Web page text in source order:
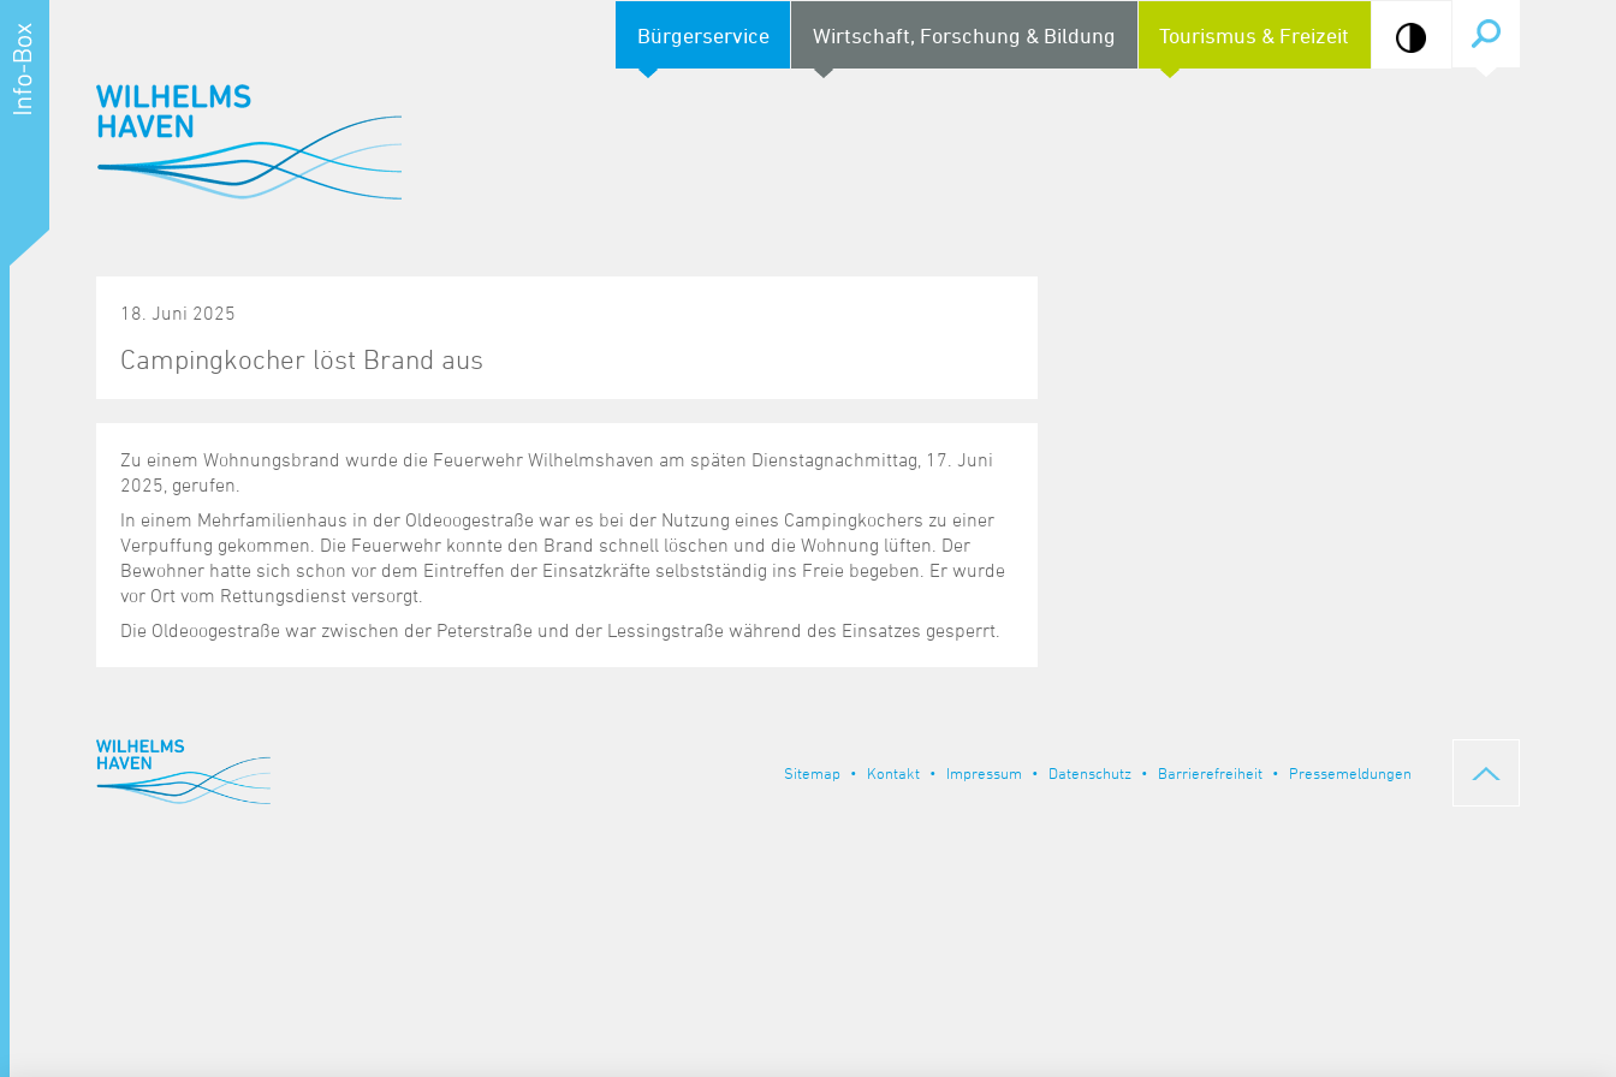
Bürgerservice Wirtschaft, Forschung & Bildung Tourismus & Freizeit
18. Juni 2025
Campingkocher löst Brand aus
Zu einem Wohnungsbrand wurde die Feuerwehr Wilhelmshaven am späten Dienstagnachmittag, 17. Juni
2025, gerufen.
In einem Mehrfamilienhaus in der Oldeoogestraße war es bei der Nutzung eines Campingkochers zu einer
Verpuffung gekommen. Die Feuerwehr konnte den Brand schnell löschen und die Wohnung lüften. Der
Bewohner hatte sich schon vor dem Eintreffen der Einsatzkräfte selbstständig ins Freie begeben. Er wurde
vor Ort vom Rettungsdienst versorgt.
Die Oldeoogestraße war zwischen der Peterstraße und der Lessingstraße während des Einsatzes gesperrt.
Sitemap Kontakt Impressum Datenschutz Barrierefreiheit Pressemeldungen
^